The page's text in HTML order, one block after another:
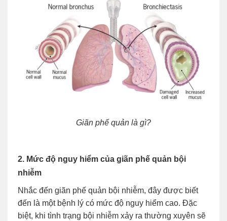
Giãn phế quản là gì?
2. Mức độ nguy hiểm của giãn phế quản bội
nhiễm
Nhắc đến giãn phế quản bội nhiễm, đây được biết
đến là một bệnh lý có mức độ nguy hiểm cao. Đặc
biệt, khi tình trạng bội nhiễm xảy ra thường xuyên sẽ